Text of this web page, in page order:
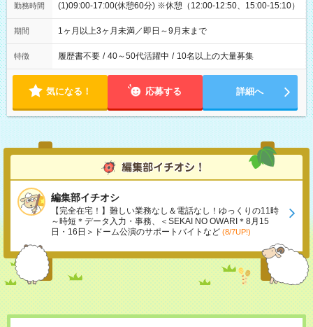
勤務時間 (1)09:00-17:00(休憩60分) ※休憩（12:00-12:50、15:00-15:10）
期間 1ヶ月以上3ヶ月未満／即日～9月末まで
特徴 履歴書不要 / 40～50代活躍中 / 10名以上の大量募集
気になる！ 応募する 詳細へ
編集部イチオシ
【完全在宅！】難しい業務なし＆電話なし！ゆっくりの11時
～時短＊データ入力・事務、＜SEKAI NO OWARI＊8月15
日・16日＞ドーム公演のサポートバイトなど (8/7UP!)